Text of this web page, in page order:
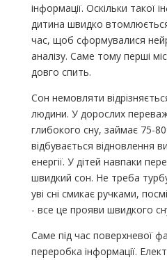
інформації. Оскільки такої
дитина швидко
час, щоб сформувалися
аналізу. Саме тому перші
довго спить.
Сон немовляти
людини. У дорослих
глибокого сну, займає 75-
відбувається відновлення
енергії. У дітей навпаки
швидкий сон. Не треба
уві сні смикає ручками,
- все це прояви швидкого
Саме під час поверхневої
переробка інформації.